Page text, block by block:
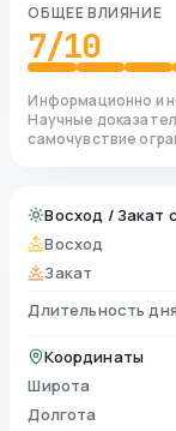
ОБЩЕЕ ВЛИЯНИЕ
7/10
Информационно и
Научные
самочувствие
Восход / Закат
Восход
Закат
Длительность дня
Координаты
Широта
Долгота